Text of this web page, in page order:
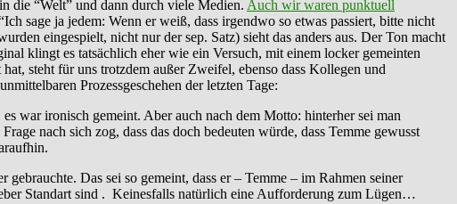
die “Welt” und dann durch viele Medien. Auch wir waren punktuell
sage ja jedem: Wenn er weiß, dass irgendwo so etwas passiert, bitte nicht
eingespielt, nicht nur der sep. Satz) sieht das anders aus. Der Ton macht
klingt es tatsächlich eher wie ein Versuch, mit einem locker gemeinten
steht für uns trotzdem außer Zweifel, ebenso dass Kollegen und
Prozessgeschehen der letzten Tage:
war ironisch gemeint. Aber auch nach dem Motto: hinterher sei man
nach sich zog, dass das doch bedeuten würde, dass Temme gewusst
Das sei so gemeint, dass er – Temme – im Rahmen seiner
Standart sind . Keinesfalls natürlich eine Aufforderung zum Lügen…